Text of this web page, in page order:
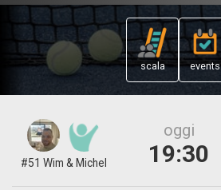
scala events
#51 Wim & Michel
oggi
19:30